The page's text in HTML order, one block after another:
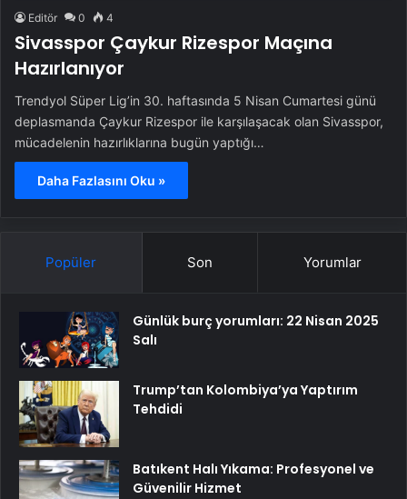
Editör 0 4
Sivasspor Çaykur Rizespor Maçına
Hazırlanıyor
Trendyol Süper Lig’in 30. haftasında 5 Nisan Cumartesi günü
deplasmanda Çaykur Rizespor ile karşılaşacak olan Sivasspor,
mücadelenin hazırlıklarına bugün yaptığı…
Daha Fazlasını Oku »
Popüler Son Yorumlar
Günlük burç yorumları: 22 Nisan 2025
Salı
Trump’tan Kolombiya’ya Yaptırım
Tehdidi
Batıkent Halı Yıkama: Profesyonel ve
Güvenilir Hizmet